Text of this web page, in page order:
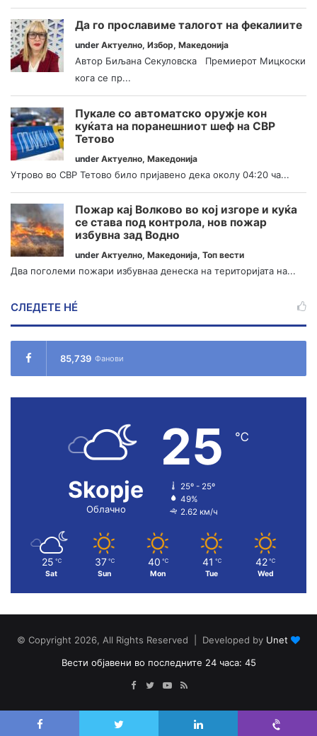
Да го прославиме талогот на фекалиите
under Актуелно, Избор, Македонија
Автор Биљана Секуловска Премиерот Мицкоски
кога се пр...
Пукале со автоматско оружје кон
куќата на поранешниот шеф на СВР
Тетово
under Актуелно, Македонија
Утрово во СВР Тетово било пријавено дека околу 04:20 ча...
Пожар кај Волково во кој изгоре и куќа
се става под контрола, нов пожар
избувна зад Водно
under Актуелно, Македонија, Топ вести
Два поголеми пожари избувнаа денеска на територијата на...
СЛЕДЕТЕ НÉ
85,739 Фанови
Skopje
Облачно
25 ℃
25º - 25º
49%
2.62 км/ч
25 ℃
Sat
37 ℃
Sun
40 ℃
Mon
41 ℃
Tue
42 ℃
Wed
© Copyright 2026, All Rights Reserved | Developed by Unet
Вести објавени во последните 24 часа: 45
Facebook
TwitterYouTube
RSS